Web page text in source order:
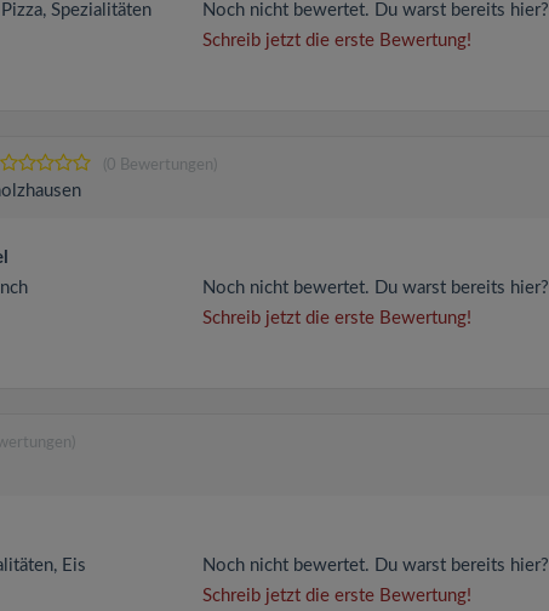
Spezialitäten
Noch nicht bewertet. Du warst bereits hier?
Schreib jetzt die erste Bewertung!
(0 Bewertungen)
Noch nicht bewertet. Du warst bereits hier?
Schreib jetzt die erste Bewertung!
Eis
Noch nicht bewertet. Du warst bereits hier?
Schreib jetzt die erste Bewertung!